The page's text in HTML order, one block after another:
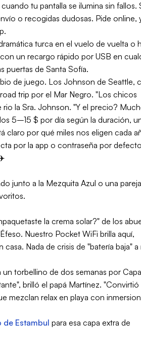
tu pantalla se ilumina sin fallos.
o recogidas dudosas. Pide online,
turca en el vuelo de vuelta o
un recargo rápido por USB en
puertas de Santa Sofía.
de juego. Los Johnson de Seattle,
trip por el Mar Negro. "Los chicos
la Sra. Johnson. "Y el precio?
5–15 $ por día según la duración,
claro por qué miles nos eligen cada
por la app o contraseña por
junto a la Mezquita Azul o una pareja
la crema solar?" de los
Nuestro Pocket WiFi brilla aquí,
Nada de crisis de "batería baja" a
torbellino de dos semanas por
brilló el papá Martínez. "Convirtió
mezclan relax en playa con
Estambul para esa capa extra de